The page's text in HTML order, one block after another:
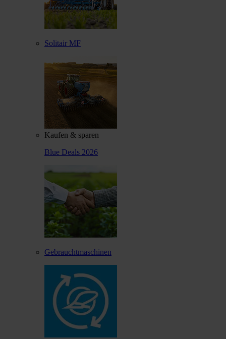
Solitair MF
Kaufen & sparen
Blue Deals 2026
Gebrauchtmaschinen